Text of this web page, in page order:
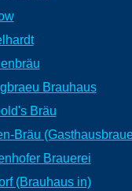
Brauhaus
Bräu
Bräu
Brauerei
(Brauhaus in)